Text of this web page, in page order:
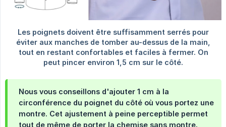
Nous vous conseillons d'ajouter 1 cm à la
circonférence du poignet du côté où vous portez une
montre. Cet ajustement à peine perceptible permet
tout de même de porter la chemise sans montre.